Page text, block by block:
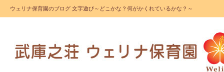
ウェリナ保育園のブログ 文字遊び～どこかな？何がかくれているかな？～